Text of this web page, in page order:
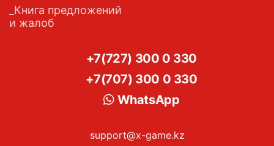
Книга предложений
и жалоб
+7(727) 300 0 330
+7(707) 300 0 330
WhatsApp
support@x-game.kz